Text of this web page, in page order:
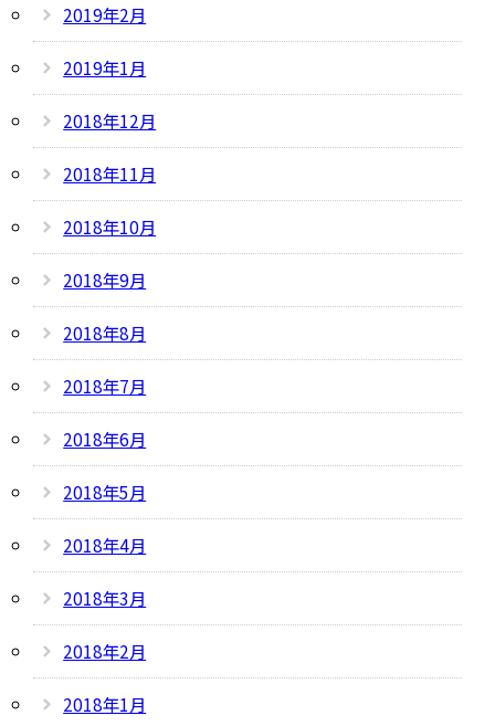
2019年2月
2019年1月
2018年12月
2018年11月
2018年10月
2018年9月
2018年8月
2018年7月
2018年6月
2018年5月
2018年4月
2018年3月
2018年2月
2018年1月